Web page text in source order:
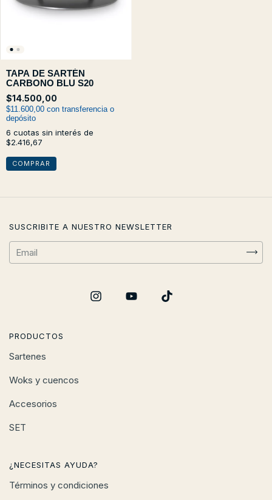
TAPA DE SARTÉN
CARBONO BLU S20
$14.500,00
$11.600,00 con transferencia o
depósito
6 cuotas sin interés de
$2.416,67
SUSCRIBITE A NUESTRO NEWSLETTER
PRODUCTOS
Sartenes
Woks y cuencos
Accesorios
SET
¿NECESITAS AYUDA?
Términos y condiciones